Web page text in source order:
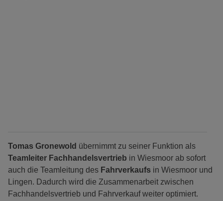
Tomas Gronewold übernimmt zu seiner Funktion als
Teamleiter Fachhandelsvertrieb in Wiesmoor ab sofort
auch die Teamleitung des Fahrverkaufs in Wiesmoor und
Lingen. Dadurch wird die Zusammenarbeit zwischen
Fachhandelsvertrieb und Fahrverkauf weiter optimiert.